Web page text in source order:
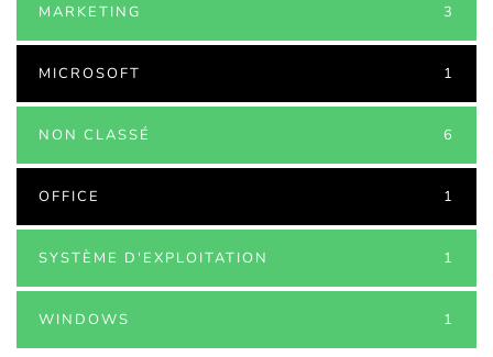
MARKETING 3
MICROSOFT 1
NON CLASSÉ 6
OFFICE 1
SYSTÈME D'EXPLOITATION 1
WINDOWS 1